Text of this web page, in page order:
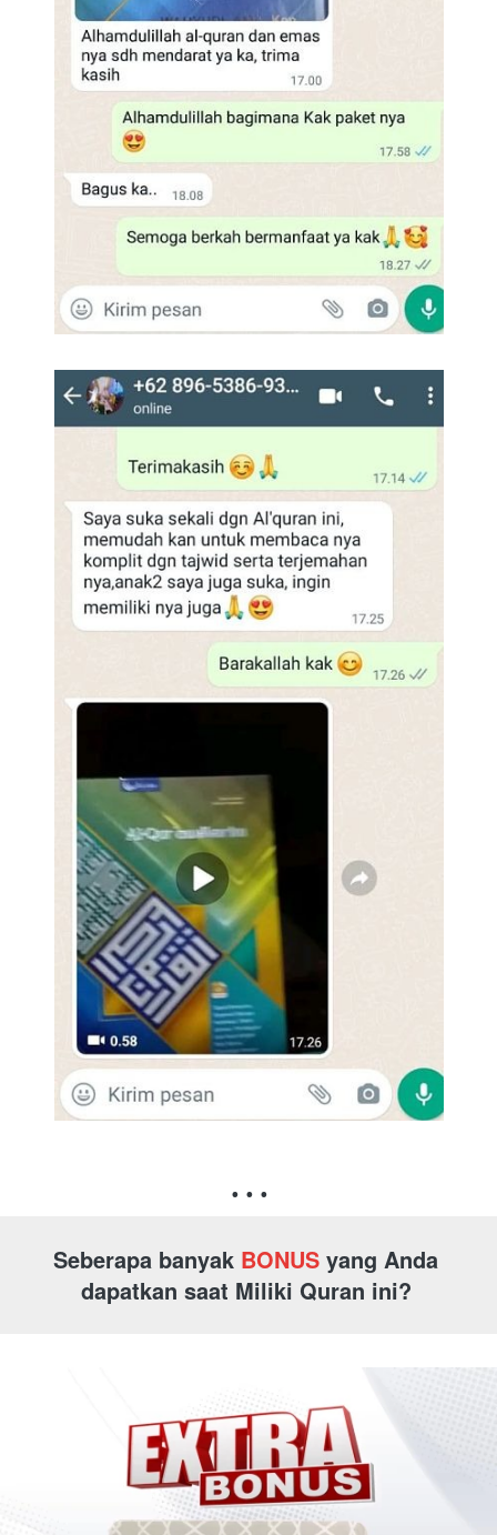
. . .
Seberapa banyak BONUS yang Anda
dapatkan saat Miliki Quran ini?